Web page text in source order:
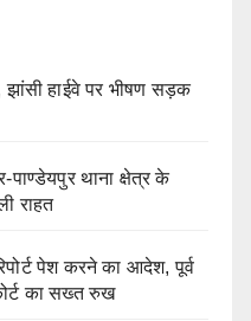
हाईवे पर भीषण सड़क
पाण्डेयपुर थाना क्षेत्र के
राहत
पेश करने का आदेश, पूर्व
का सख्त रुख